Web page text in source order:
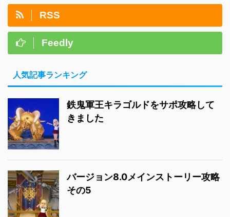
RSS
Feedly
人気記事ランキング
鉄鬼軍王キラゴルドをサポ攻略して
きました
バージョン8.0メインストーリー攻略
その5